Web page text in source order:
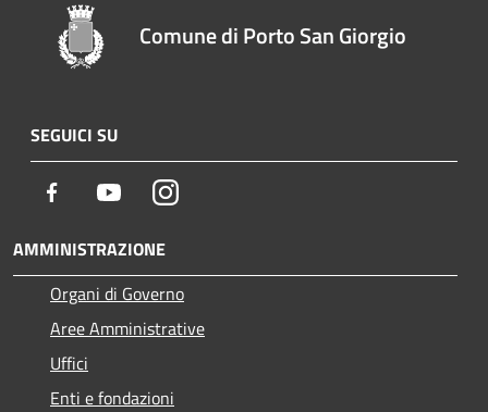
Comune di Porto San Giorgio
SEGUICI SU
Facebook YoutubeInstagram
AMMINISTRAZIONE
Organi di Governo
Aree Amministrative
Uffici
Enti e fondazioni